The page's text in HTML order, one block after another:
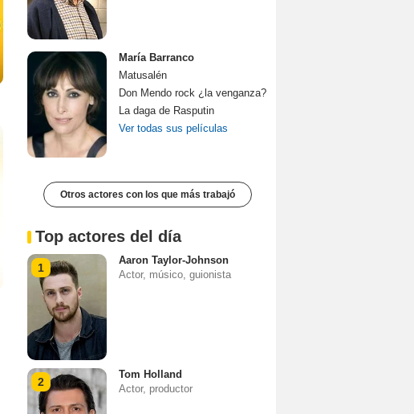
María Barranco
Matusalén
Don Mendo rock ¿la venganza?
La daga de Rasputin
Ver todas sus películas
Otros actores con los que más trabajó
Top actores del día
1
Aaron Taylor-Johnson
Actor, músico, guionista
2
Tom Holland
Actor, productor